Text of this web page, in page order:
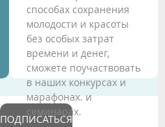
ПОДПИСАТЬСЯ
способах сохранения
молодости и красоты
без особых затрат
времени и денег,
сможете поучаствовать
в наших конкурсах и
марафонах. и
семинарах.